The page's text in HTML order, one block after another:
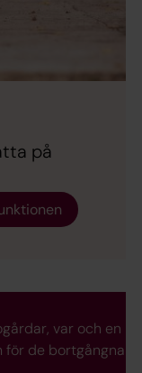
på
var och en
för de bortgångna